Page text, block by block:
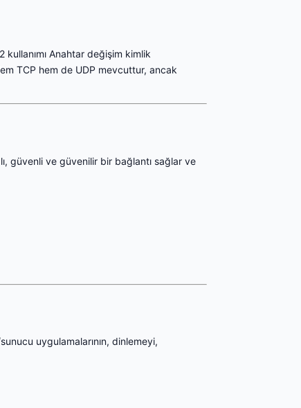
kullanımı Anahtar değişim kimlik
TCP hem de UDP mevcuttur, ancak
güvenli ve güvenilir bir bağlantı sağlar ve
uygulamalarının, dinlemeyi,